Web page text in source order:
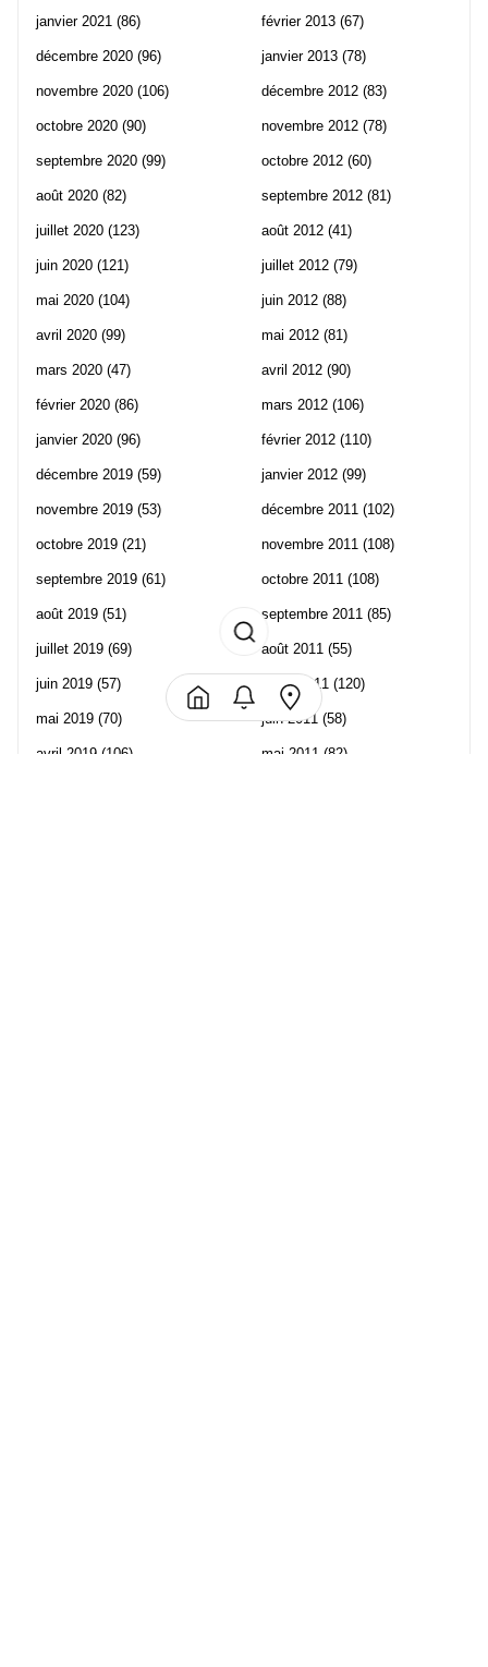
janvier 2021 (86)
décembre 2020 (96)
novembre 2020 (106)
octobre 2020 (90)
septembre 2020 (99)
août 2020 (82)
juillet 2020 (123)
juin 2020 (121)
mai 2020 (104)
avril 2020 (99)
mars 2020 (47)
février 2020 (86)
janvier 2020 (96)
décembre 2019 (59)
novembre 2019 (53)
octobre 2019 (21)
septembre 2019 (61)
août 2019 (51)
juillet 2019 (69)
juin 2019 (57)
mai 2019 (70)
avril 2019 (106)
février 2013 (67)
janvier 2013 (78)
décembre 2012 (83)
novembre 2012 (78)
octobre 2012 (60)
septembre 2012 (81)
août 2012 (41)
juillet 2012 (79)
juin 2012 (88)
mai 2012 (81)
avril 2012 (90)
mars 2012 (106)
février 2012 (110)
janvier 2012 (99)
décembre 2011 (102)
novembre 2011 (108)
octobre 2011 (108)
septembre 2011 (85)
août 2011 (55)
juillet 2011 (120)
juin 2011 (58)
mai 2011 (82)